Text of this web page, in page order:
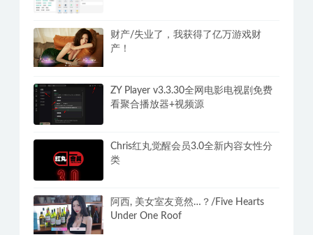
财产/失业了，我获得了亿万游戏财
产！
ZY Player v3.3.30全网电影电视剧免费
看聚合播放器+视频源
Chris红丸觉醒会员3.0全新内容女性分
类
阿西, 美女室友竟然…？/Five Hearts
Under One Roof